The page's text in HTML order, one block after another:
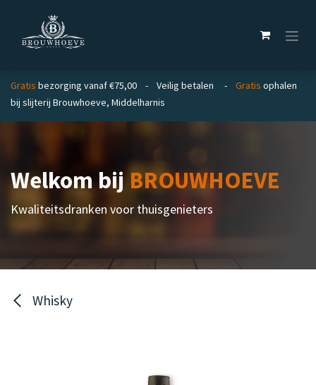
Gratis bezorging vanaf €75,00 - Veilig betalen - Gratis ophalen
bij slijterij Brouwhoeve, Middelharnis
Welkom bijBROUWHOEVE
Kwaliteitsdranken voor thuisgenieters
Whisky